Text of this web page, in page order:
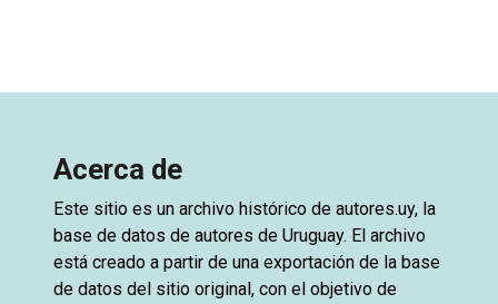
Acerca de
Este sitio es un archivo histórico de autores.uy, la
base de datos de autores de Uruguay. El archivo
está creado a partir de una exportación de la base
de datos del sitio original, con el objetivo de